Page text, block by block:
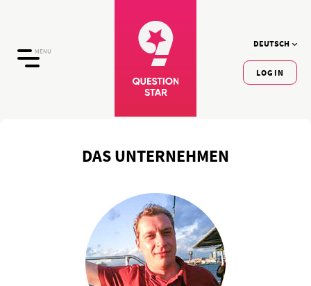
MENU
DEUTSCH
LOGIN
DAS UNTERNEHMEN